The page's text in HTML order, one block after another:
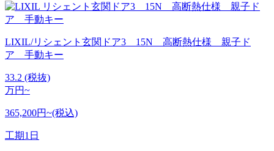
LIXIL/リシェント玄関ドア3 15N 高断熱仕様 親子ド
ア 手動キー
33.2 (税抜)
万円~
365,200円~(税込)
工期1日